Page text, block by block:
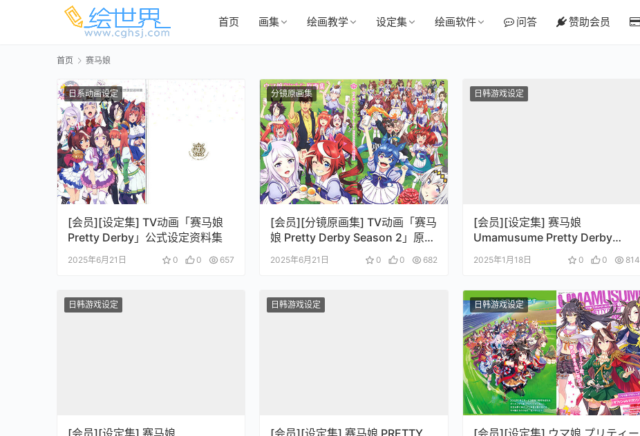
首页 画集 绘画教学 设定集 绘画软件 问答 赞助会员
首页 赛马娘
日系动画设定
[会员][设定集] TV动画「赛马娘
Pretty Derby」公式设定资料集
2025年6月21日 0 0 657
分镜原画集
[会员][分镜原画集] TV动画「赛马
娘 Pretty Derby Season 2」原画
2025年6月21日 0 0 682
日韩游戏设定
[会员][设定集] 赛马娘
Umamusume Pretty Derby
Artworks Vol.03
2025年1月18日 0 0 814
日韩游戏设定
[会员][设定集] 赛马娘
日韩游戏设定
[会员][设定集] 赛马娘 PRETTY
日韩游戏设定
[会员][设定集] ウマ娘 プリティー